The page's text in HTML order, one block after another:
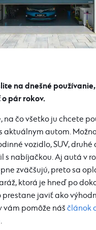
na dnešné
o pár rokov.
na čo všetko ju chcete
aktuálnym autom.
vozidlo, SUV,
s nabíjačkou. Aj autá v
zväčšujú, preto sa
ktorá je hneď po
prestane javiť ako
vám pomôže náš článok
.